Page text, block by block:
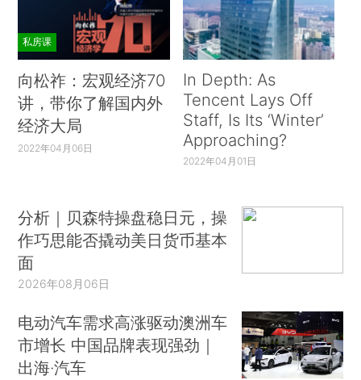
私房课
向松祚：宏观经济70
讲，带你了解国内外
经济大局
2022年04月06日
In Depth: As
Tencent Lays Off
Staff, Is Its ‘Winter’
Approaching?
2022年04月01日
分析｜贝森特操盘稳日元，操
作巧思能否撬动美日货币基本
面
2026年08月06日
电动汽车需求高涨驱动澳洲车
市增长 中国品牌表现强劲｜
出海·汽车